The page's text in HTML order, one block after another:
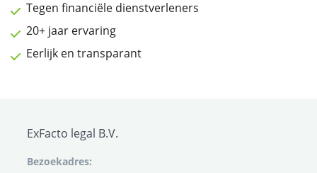
Tegen financiële dienstverleners
20+ jaar ervaring
Eerlijk en transparant
ExFacto legal B.V.
Bezoekadres: